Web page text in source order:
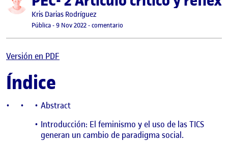
Publicado por
Kris Darias Rodríguez
Visibilidad:
Pública-Fecha de publicación
9 Nov 202217 marzo, 2024 9:51 pm
-comentario
Versión en PDF
Índice
Abstract
Introducción: El feminismo y el uso de las TICS
generan un cambio de paradigma social.